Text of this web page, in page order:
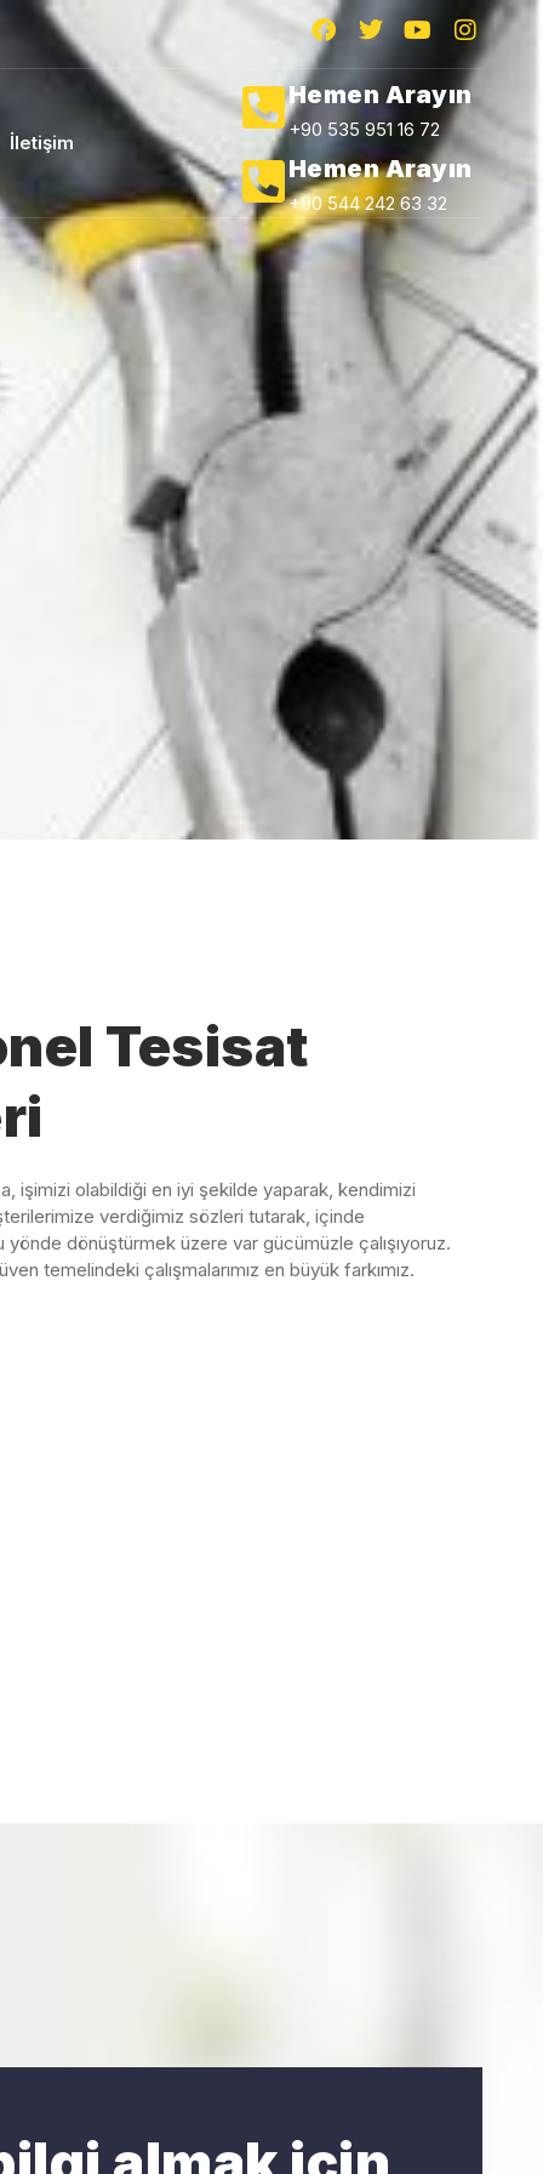
İletişim
Hemen Arayın
+90 535 951 16 72
Hemen Arayın
+90 544 242 63 32
Tesisat
işimizi olabildiği en iyi şekilde yaparak, kendimizi
verdiğimiz sözleri tutarak, içinde
dönüştürmek üzere var gücümüzle çalışıyoruz.
temelindeki çalışmalarımız en büyük farkımız.